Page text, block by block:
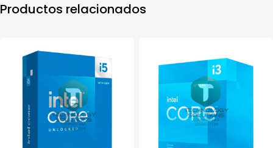
Productos relacionados